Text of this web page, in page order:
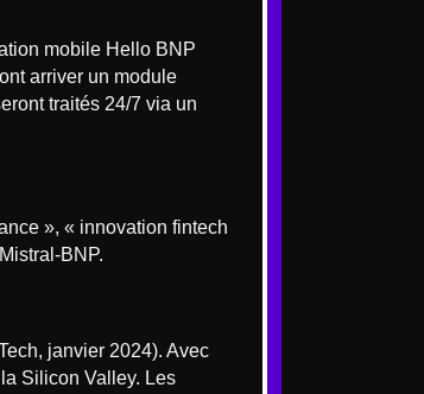
mobile Hello BNP
arriver un module
traités 24/7 via un
», « innovation fintech
BNP.
janvier 2024). Avec
Silicon Valley. Les